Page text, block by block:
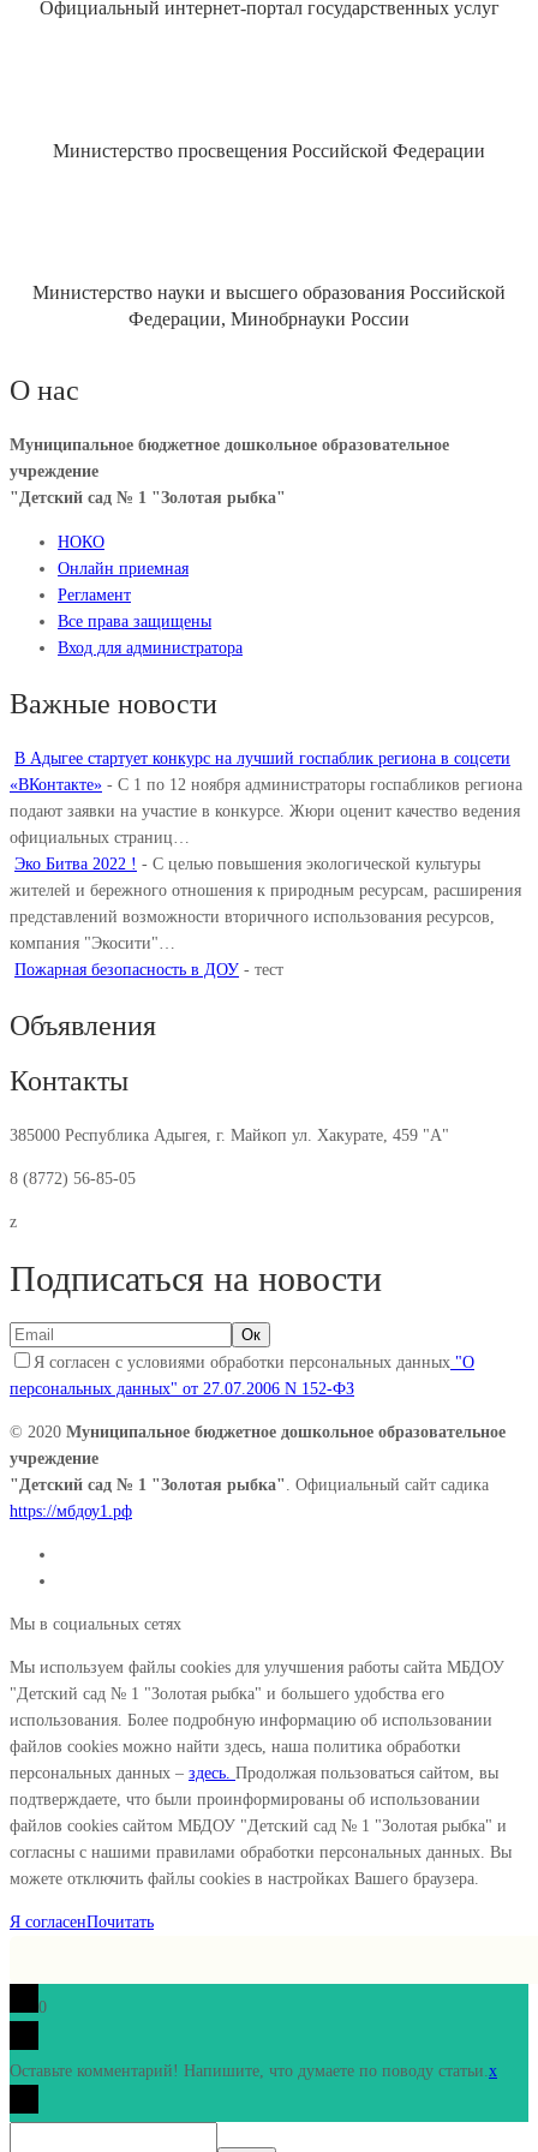
Официальный интернет-портал государственных услуг
Министерство просвещения Российской Федерации
Министерство науки и высшего образования Российской
Федерации, Минобрнауки России
О нас
Муниципальное бюджетное дошкольное образовательное
учреждение
"Детский сад № 1 "Золотая рыбка"
НОКО
Онлайн приемная
Регламент
Все права защищены
Вход для администратора
Важные новости
В Адыгее стартует конкурс на лучший госпаблик региона в соцсети
«ВКонтакте» - С 1 по 12 ноября администраторы госпабликов региона
подают заявки на участие в конкурсе. Жюри оценит качество ведения
официальных страниц…
Эко Битва 2022 ! - С целью повышения экологической культуры
жителей и бережного отношения к природным ресурсам, расширения
представлений возможности вторичного использования ресурсов,
компания "Экосити"…
Пожарная безопасность в ДОУ - тест
Объявления
Контакты
385000 Республика Адыгея, г. Майкоп ул. Хакурате, 459 "А"
8 (8772) 56-85-05
z
Подписаться на новости
Я согласен с условиями обработки персональных данных "О
персональных данных" от 27.07.2006 N 152-ФЗ
© 2020 Муниципальное бюджетное дошкольное образовательное
учреждение
"Детский сад № 1 "Золотая рыбка" . Официальный сайт садика
https://мбдоу1.рф
Мы в социальных сетях
Мы используем файлы cookies для улучшения работы сайта МБДОУ
"Детский сад № 1 "Золотая рыбка" и большего удобства его
использования. Более подробную информацию об использовании
файлов cookies можно найти здесь, наша политика обработки
персональных данных – здесь. Продолжая пользоваться сайтом, вы
подтверждаете, что были проинформированы об использовании
файлов cookies сайтом МБДОУ "Детский сад № 1 "Золотая рыбка" и
согласны с нашими правилами обработки персональных данных. Вы
можете отключить файлы cookies в настройках Вашего браузера.
Я согласенПочитать
0
Оставьте комментарий! Напишите, что думаете по поводу статьи.x